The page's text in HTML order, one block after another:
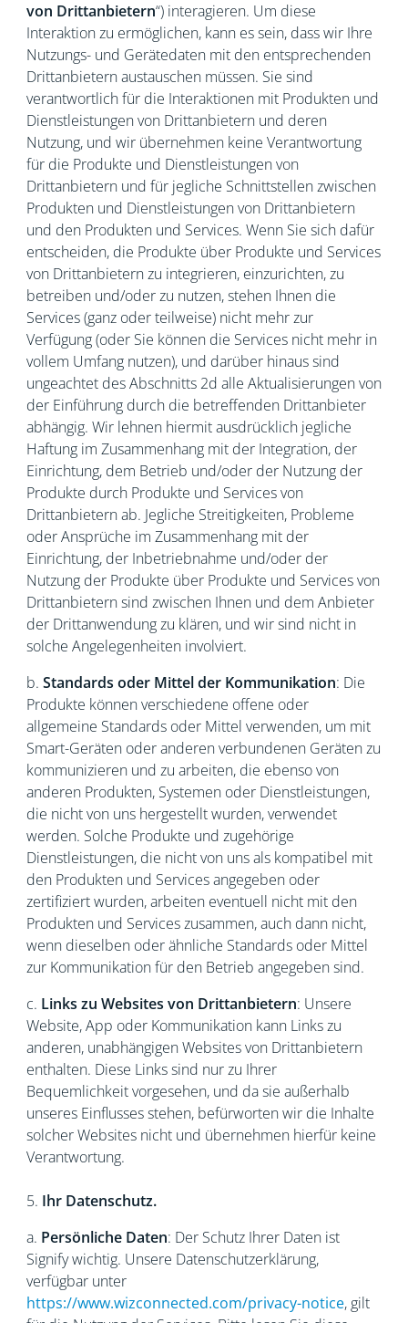
von Drittanbietern“) interagieren. Um diese
Interaktion zu ermöglichen, kann es sein, dass wir Ihre
Nutzungs- und Gerätedaten mit den entsprechenden
Drittanbietern austauschen müssen. Sie sind
verantwortlich für die Interaktionen mit Produkten und
Dienstleistungen von Drittanbietern und deren
Nutzung, und wir übernehmen keine Verantwortung
für die Produkte und Dienstleistungen von
Drittanbietern und für jegliche Schnittstellen zwischen
Produkten und Dienstleistungen von Drittanbietern
und den Produkten und Services. Wenn Sie sich dafür
entscheiden, die Produkte über Produkte und Services
von Drittanbietern zu integrieren, einzurichten, zu
betreiben und/oder zu nutzen, stehen Ihnen die
Services (ganz oder teilweise) nicht mehr zur
Verfügung (oder Sie können die Services nicht mehr in
vollem Umfang nutzen), und darüber hinaus sind
ungeachtet des Abschnitts 2d alle Aktualisierungen von
der Einführung durch die betreffenden Drittanbieter
abhängig. Wir lehnen hiermit ausdrücklich jegliche
Haftung im Zusammenhang mit der Integration, der
Einrichtung, dem Betrieb und/oder der Nutzung der
Produkte durch Produkte und Services von
Drittanbietern ab. Jegliche Streitigkeiten, Probleme
oder Ansprüche im Zusammenhang mit der
Einrichtung, der Inbetriebnahme und/oder der
Nutzung der Produkte über Produkte und Services von
Drittanbietern sind zwischen Ihnen und dem Anbieter
der Drittanwendung zu klären, und wir sind nicht in
solche Angelegenheiten involviert.
b. Standards oder Mittel der Kommunikation: Die
Produkte können verschiedene offene oder
allgemeine Standards oder Mittel verwenden, um mit
Smart-Geräten oder anderen verbundenen Geräten zu
kommunizieren und zu arbeiten, die ebenso von
anderen Produkten, Systemen oder Dienstleistungen,
die nicht von uns hergestellt wurden, verwendet
werden. Solche Produkte und zugehörige
Dienstleistungen, die nicht von uns als kompatibel mit
den Produkten und Services angegeben oder
zertifiziert wurden, arbeiten eventuell nicht mit den
Produkten und Services zusammen, auch dann nicht,
wenn dieselben oder ähnliche Standards oder Mittel
zur Kommunikation für den Betrieb angegeben sind.
c. Links zu Websites von Drittanbietern: Unsere
Website, App oder Kommunikation kann Links zu
anderen, unabhängigen Websites von Drittanbietern
enthalten. Diese Links sind nur zu Ihrer
Bequemlichkeit vorgesehen, und da sie außerhalb
unseres Einflusses stehen, befürworten wir die Inhalte
solcher Websites nicht und übernehmen hierfür keine
Verantwortung.
5. Ihr Datenschutz.
a. Persönliche Daten: Der Schutz Ihrer Daten ist
Signify wichtig. Unsere Datenschutzerklärung,
verfügbar unter
https://www.wizconnected.com/privacy-notice, gilt